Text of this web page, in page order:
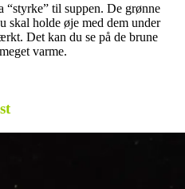
“styrke” til suppen. De grønne
skal holde øje med dem under
Det kan du se på de brune
varme.